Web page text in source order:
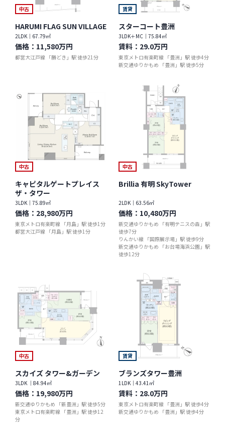
中古
HARUMI FLAG SUN VILLAGE
2LDK｜67.79㎡
価格： 11,580万円
都営大江戸線 「勝どき」駅 徒歩21分
賃貸
スターコート豊洲
3LDK＋MC｜75.84㎡
賃料： 29.0万円
東京メトロ有楽町線 「豊洲」駅 徒歩4分
新交通ゆりかもめ 「豊洲」駅 徒歩5分
中古
キャピタルゲートプレイス
ザ・タワー
3LDK｜75.89㎡
価格： 28,980万円
東京メトロ有楽町線 「月島」駅 徒歩1分
都営大江戸線 「月島」駅 徒歩1分
中古
Brillia 有明 SkyTower
2LDK｜63.56㎡
価格： 10,480万円
新交通ゆりかもめ 「有明テニスの森」駅
徒歩7分
りんかい線 「国際展示場」駅 徒歩9分
新交通ゆりかもめ 「お台場海浜公園」駅
徒歩12分
中古
スカイズ タワー&ガーデン
3LDK ｜84.94㎡
価格： 19,980万円
新交通ゆりかもめ 「新豊洲」駅 徒歩5分
東京メトロ有楽町線 「豊洲」駅 徒歩12
分
賃貸
ブランズタワー豊洲
1LDK｜43.41㎡
賃料： 28.0万円
東京メトロ有楽町線 「豊洲」駅 徒歩4分
新交通ゆりかもめ 「豊洲」駅 徒歩4分